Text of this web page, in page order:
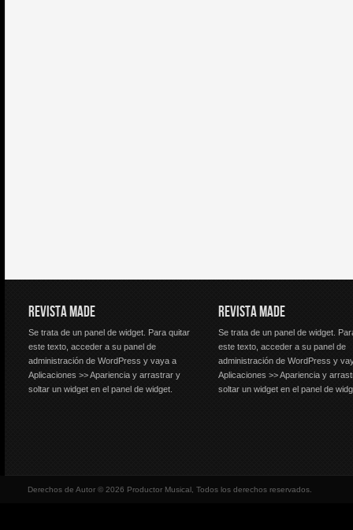
REVISTA MADE
Se trata de un panel de widget. Para quitar
este texto, acceder a su panel de
administración de WordPress y vaya a
Aplicaciones >> Apariencia y arrastrar y
soltar un widget en el panel de widget.
REVISTA MADE
Se trata de un panel de widget.
este texto, acceder a su panel de
administración de WordPress y
Aplicaciones >> Apariencia y
soltar un widget en el panel de
Derechos de Autor © 2026 Productor Musical, Todos los derechos reservados.